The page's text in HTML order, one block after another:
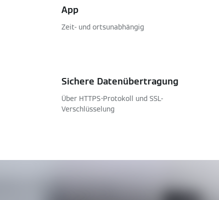
App
Zeit- und ortsunabhängig
Sichere Datenübertragung
Über HTTPS-Protokoll und SSL-
Verschlüsselung